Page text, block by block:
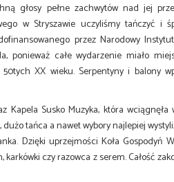
głosy pełne zachwytów nad jej
w Stryszawie uczyliśmy tańczyć i
przez Narodowy
ponieważ całe wydarzenie miało
XX wieku. Serpentyny i balony
Kapela Susko Muzyka, która
tańca a nawet wybory najlepiej
Dzięki uprzejmości Koła Gospodyń
czy razowca z serem. Całość